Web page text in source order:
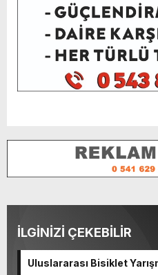
İLGİNİZİ ÇEKEBİLİR
Uluslararası Bisiklet